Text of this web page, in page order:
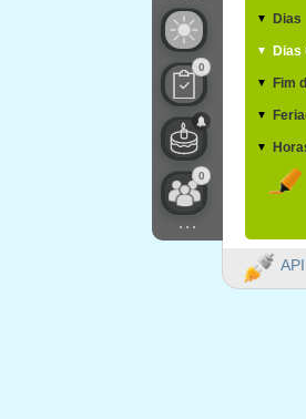
▼ Dias
▼ Dias
▼ Fim
▼
▼
0
0
...
API